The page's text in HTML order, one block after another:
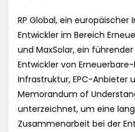
RP Global, ein europäischer
Entwickler im Bereich
und MaxSolar, ein
Entwickler von
Infrastruktur, EPC-Anbieter
Memorandum of
unterzeichnet, um eine
Zusammenarbeit bei der